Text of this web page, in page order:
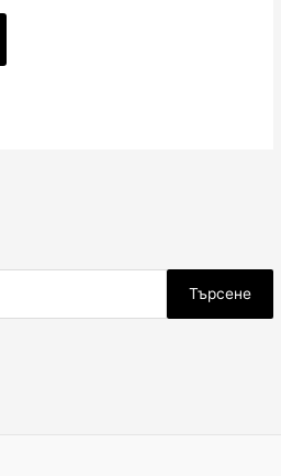
Търсене